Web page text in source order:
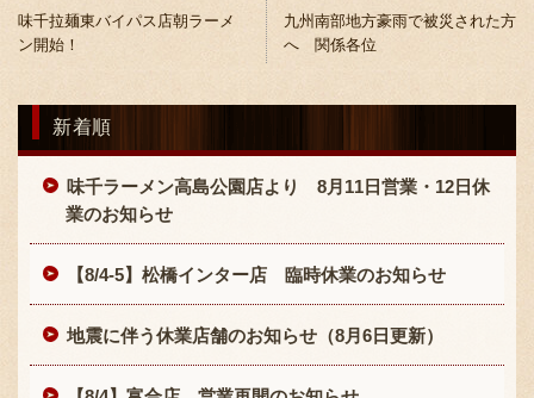
〒869-1107 熊本県菊池郡菊陽町辛川448
TEL:096-349-2222
FAX:096-349-2288
味千拉麺東バイパス店朝ラーメ
ン開始！
九州南部地方豪雨で被災された方
へ 関係各位
新着順
味千ラーメン高島公園店より 8月11日営業・12日休
業のお知らせ
【8/4-5】松橋インター店 臨時休業のお知らせ
地震に伴う休業店舗のお知らせ（8月6日更新）